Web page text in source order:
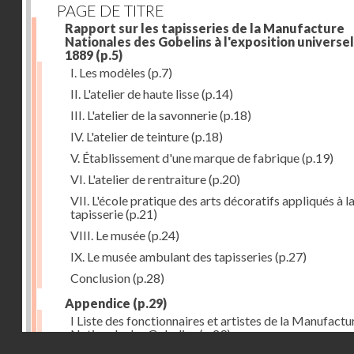
PAGE DE TITRE
Rapport sur les tapisseries de la Manufacture
Nationales des Gobelins à l'exposition
1889 (p.5)
I. Les modèles (p.7)
II. L'atelier de haute lisse(p.14)
III. L'atelier de la savonnerie(p.18)
IV. L'atelier de teinture(p.18)
V. Établissement d'une marque de fabrique(p.19)
VI. L'atelier de rentraiture(p.20)
VII. L'école pratique des arts décoratifs appliqués à la
tapisserie(p.21)
VIII. Le musée(p.24)
IX. Le musée ambulant des tapisseries (p.27)
Conclusion(p.28)
Appendice (p.29)
I Liste des fonctionnaires et artistes de la
Nationale des Gobelins(p.29)